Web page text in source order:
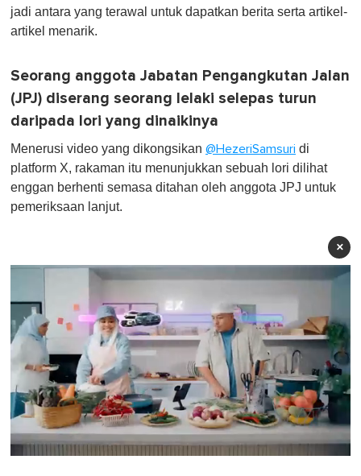
jadi antara yang terawal untuk dapatkan berita serta artikel-
artikel menarik.
Seorang anggota Jabatan Pengangkutan Jalan
(JPJ) diserang seorang lelaki selepas turun
daripada lori yang dinaikinya
Menerusi video yang dikongsikan @HezeriSamsuri di
platform X, rakaman itu menunjukkan sebuah lori dilihat
enggan berhenti semasa ditahan oleh anggota JPJ untuk
pemeriksaan lanjut.
×